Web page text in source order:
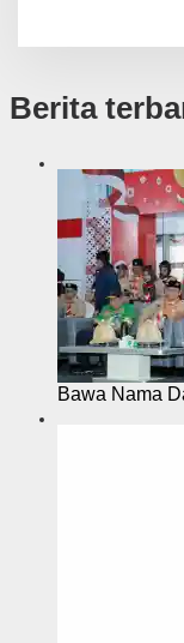
Berita
Bawa Nama